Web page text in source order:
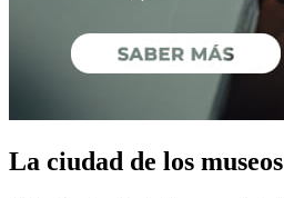
La ciudad de los museos